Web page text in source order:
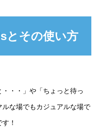
とその使い方
・・」や「ちょっと待っ
な場でもカジュアルな場で
！